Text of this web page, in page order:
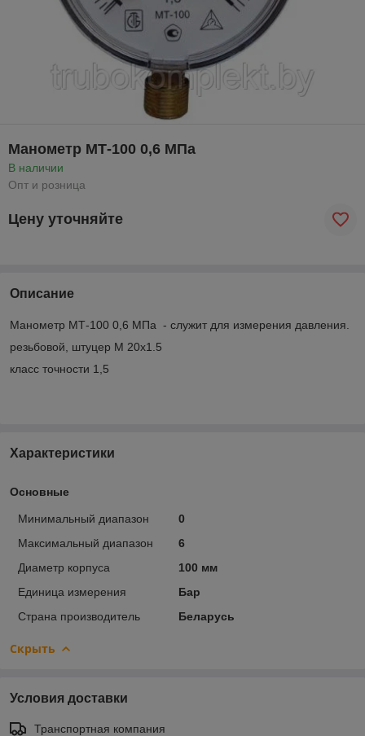
Манометр МТ-100 0,6 МПа
В наличии
Опт и розница
Цену уточняйте
Описание
Манометр МТ-100 0,6 МПа - служит для измерения давления.
резьбовой, штуцер М 20х1.5
класс точности 1,5
Характеристики
Основные
Минимальный диапазон
0
Максимальный диапазон
6
Диаметр корпуса
100 мм
Единица измерения
Бар
Страна производитель
Беларусь
Скрыть
Условия доставки
Транспортная компания